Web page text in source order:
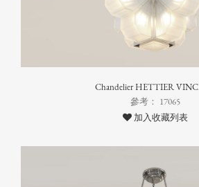
Chandelier HETTIER
參考： 17065
加入收藏列表